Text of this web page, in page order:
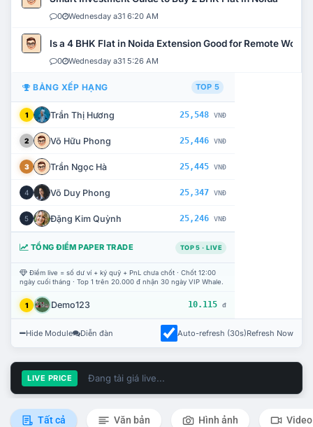
0 Wednesday a31 6:20 AM
Is a 4 BHK Flat in Noida Extension Good for Remote Work?
0 Wednesday a31 5:26 AM
BẢNG XẾP HẠNG TOP 5
1 Trần Thị Hương 25,548 VNĐ
2 Võ Hữu Phong 25,446 VNĐ
3 Trần Ngọc Hà 25,445 VNĐ
4 Võ Duy Phong 25,347 VNĐ
5 Đặng Kim Quỳnh 25,246 VNĐ
TỔNG ĐIỂM PAPER TRADE TOP 5 · LIVE
Điểm live = số dư ví + ký quỹ + PnL chưa chốt · Chốt 12:00
ngày cuối tháng · Top 1 trên 20.000 đ nhận 30 ngày VIP Whale.
1 Demo123 10.115 đ
Hide Module Diễn đàn Auto-refresh (30s)Refresh Now
LIVE PRICE Đang tải giá live...
Tất cả Văn bản Hình ảnh Video